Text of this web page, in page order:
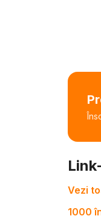
Vezi
1000